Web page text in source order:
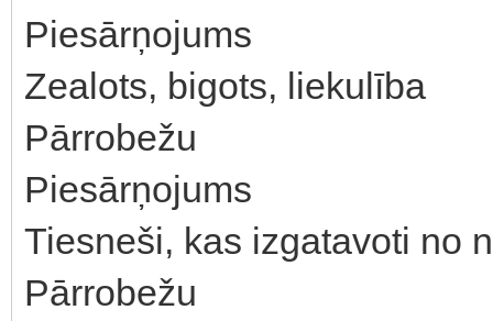
Piesārņojums
Zealots, bigots, liekulība
Pārrobežu
Piesārņojums
Tiesneši, kas izgatavoti no
Pārrobežu